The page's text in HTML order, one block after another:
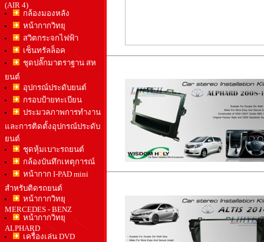
(AIR 4)
กล้องมองหลัง
หน้ากากวิทยุ
สวิตกระจกไฟฟ้า
เซ็นทรัลล็อค
ชุดปลั๊กมาตราฐาน สห
ยนต์
อุปกรณ์ประดับยนต์
กรอบป้ายทะเบียน
ประมวลภาพการทำงาน
และการติดตั้งอุปกรณ์ประดับ
ยนต์
ชุดหุ้มเบาะรถยนต์
กล้องบันทึกเหตุการณ์
หน้ากาก I-PAD mini
สำหรับติดรถยนต์
หน้ากากวิทยุ
MERCEDES - BENZ
หน้ากากวิทยุ
ALPHARD
เครื่องเล่น DVD